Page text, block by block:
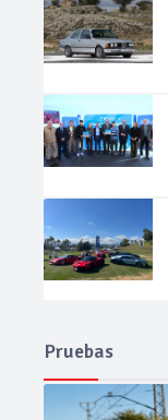
Pruebas